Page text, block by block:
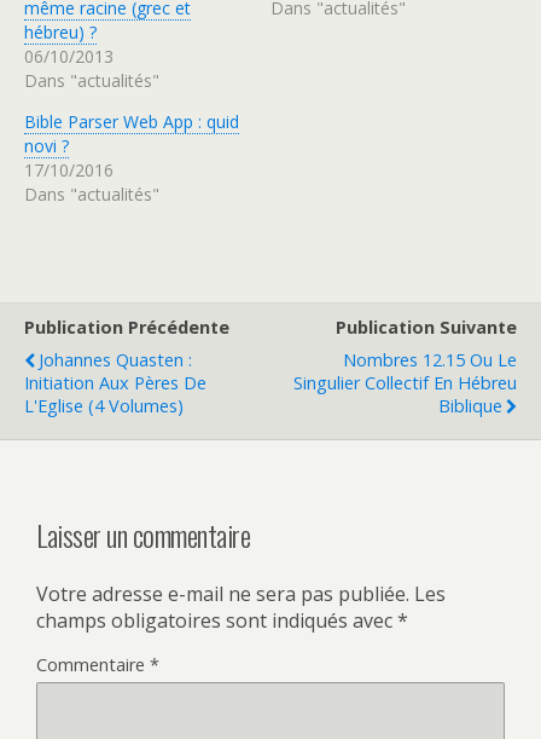
même racine (grec et
hébreu) ?
06/10/2013
Dans "actualités"
Dans "actualités"
Bible Parser Web App : quid
novi ?
17/10/2016
Dans "actualités"
Publication Précédente
Johannes Quasten :
Initiation Aux Pères De
L'Eglise (4 Volumes)
Publication Suivante
Nombres 12.15 Ou Le
Singulier Collectif En Hébreu
Biblique
Laisser un commentaire
Votre adresse e-mail ne sera pas publiée. Les
champs obligatoires sont indiqués avec*
Commentaire *